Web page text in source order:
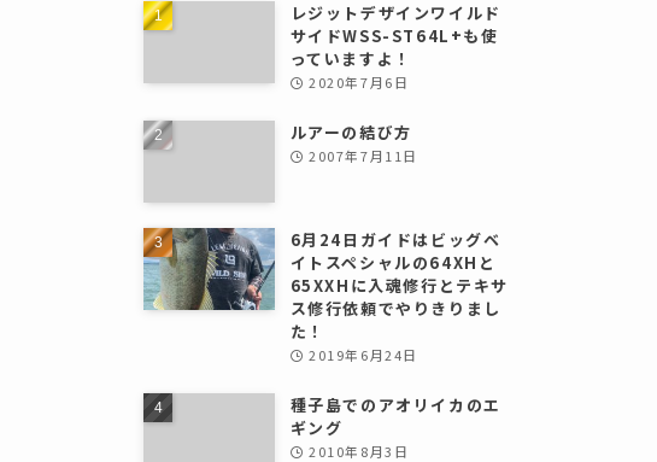
レジットデザインワイルド
サイドWSS-ST64L+も使
っていますよ！
2020年7月6日
ルアーの結び方
2007年7月11日
6月24日ガイドはビッグベ
イトスペシャルの64XHと
65XXHに入魂修行とテキサ
ス修行依頼でやりきりまし
た！
2019年6月24日
種子島でのアオリイカのエ
ギング
2010年8月3日